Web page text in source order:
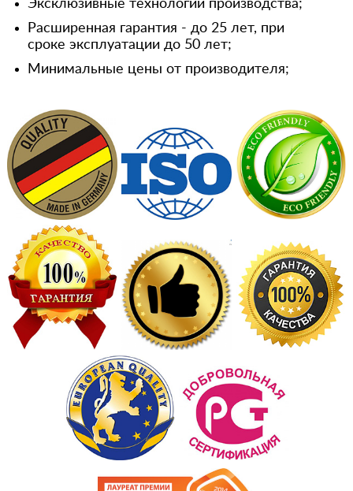
Эксклюзивные технологии производства;
Расширенная гарантия - до 25 лет, при
сроке эксплуатации до 50 лет;
Минимальные цены от производителя;